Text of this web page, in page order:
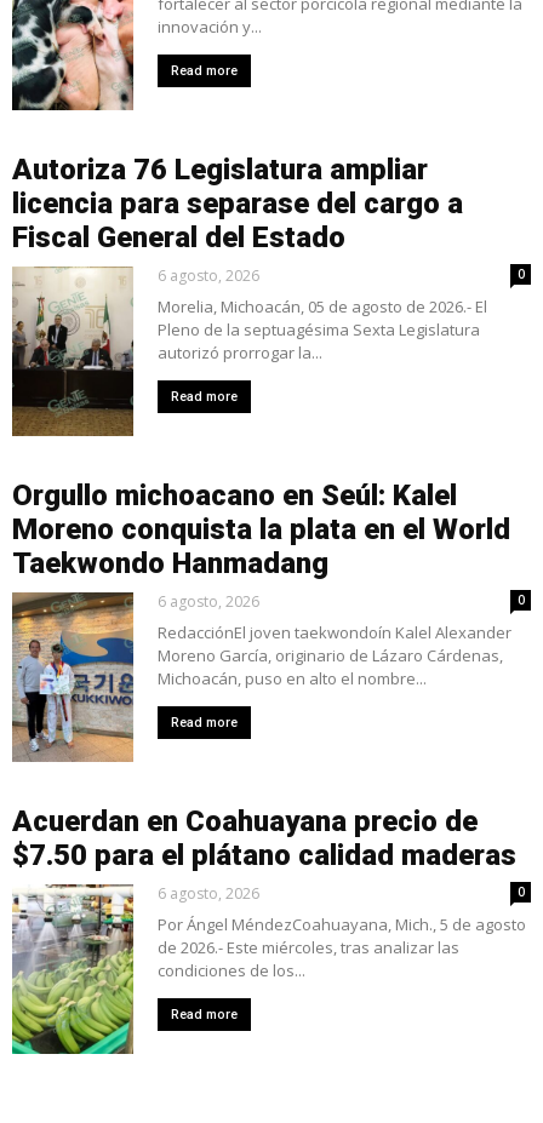
innovación y...
Read more
Autoriza 76 Legislatura ampliar
licencia para separase del cargo a
Fiscal General del Estado
6 agosto, 2026 0
Morelia, Michoacán, 05 de agosto de 2026.- El
Pleno de la septuagésima Sexta Legislatura
autorizó prorrogar la...
Read more
Orgullo michoacano en Seúl: Kalel
Moreno conquista la plata en el World
Taekwondo Hanmadang
6 agosto, 2026 0
RedacciónEl joven taekwondoín Kalel Alexander
Moreno García, originario de Lázaro Cárdenas,
Michoacán, puso en alto el nombre...
Read more
Acuerdan en Coahuayana precio de
$7.50 para el plátano calidad maderas
6 agosto, 2026 0
Por Ángel MéndezCoahuayana, Mich., 5 de agosto
de 2026.- Este miércoles, tras analizar las
condiciones de los...
Read more